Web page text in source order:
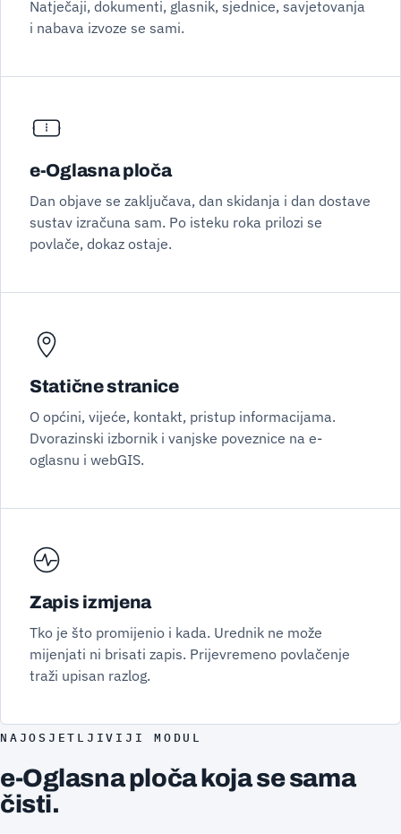
Natječaji, dokumenti, glasnik, sjednice, savjetovanja
i nabava izvoze se sami.
e-Oglasna ploča
Dan objave se zaključava, dan skidanja i dan dostave
sustav izračuna sam. Po isteku roka prilozi se
povlače, dokaz ostaje.
Statične stranice
O općini, vijeće, kontakt, pristup informacijama.
Dvorazinski izbornik i vanjske poveznice na e-
oglasnu i webGIS.
Zapis izmjena
Tko je što promijenio i kada. Urednik ne može
mijenjati ni brisati zapis. Prijevremeno povlačenje
traži upisan razlog.
NAJOSJETLJIVIJI MODUL
e-Oglasna ploča koja se sama
čisti.